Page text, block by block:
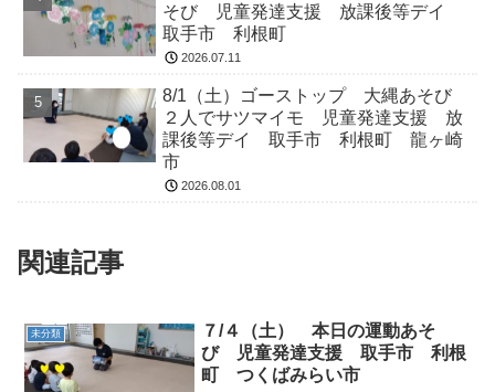
そび 児童発達支援 放課後等デイ
取手市 利根町
2026.07.11
8/1（土）ゴーストップ 大縄あそび
２人でサツマイモ 児童発達支援 放
課後等デイ 取手市 利根町 龍ヶ崎
市
2026.08.01
関連記事
未分類
７/４（土） 本日の運動あそ
び 児童発達支援 取手市 利根
町 つくばみらい市